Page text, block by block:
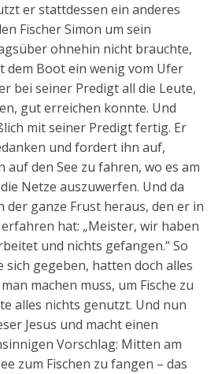
er stattdessen ein anderes
Fischer Simon um sein
ohnehin nicht brauchte,
dem Boot ein wenig vom Ufer
bei seiner Predigt all die Leute,
gut erreichen konnte. Und
mit seiner Predigt fertig. Er
und fordert ihn auf,
den See zu fahren, wo es am
Netze auszuwerfen. Und da
der ganze Frust heraus, den er in
hat: „Meister, wir haben
und nichts gefangen.“ So
sich gegeben, hatten doch alles
machen muss, um Fische zu
alles nichts genutzt. Und nun
Jesus und macht einen
Vorschlag: Mitten am
zum Fischen zu fangen – das